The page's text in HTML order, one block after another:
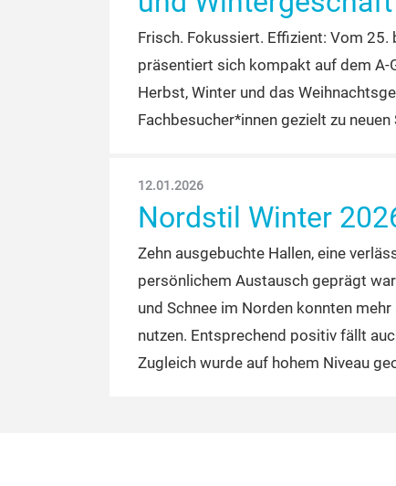
und Wintergeschäft
Frisch. Fokussiert. Effizient: Vom
präsentiert sich kompakt auf dem A-
Herbst, Winter und das
Fachbesucher*innen gezielt zu
Nordstil Winter
Zehn ausgebuchte Hallen, eine
persönlichem Austausch geprägt
und Schnee im Norden konnten
nutzen. Entsprechend positiv fällt
Zugleich wurde auf hohem Niveau